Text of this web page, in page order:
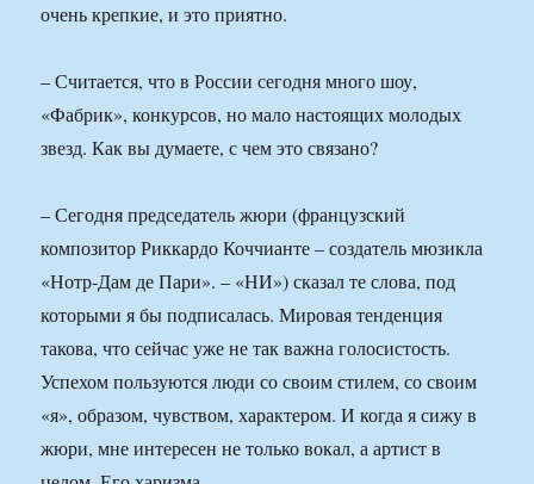
очень крепкие, и это приятно.
– Считается, что в России сегодня много шоу,
«Фабрик», конкурсов, но мало настоящих молодых
звезд. Как вы думаете, с чем это связано?
– Сегодня председатель жюри (французский
композитор Риккардо Коччианте – создатель мюзикла
«Нотр-Дам де Пари». – «НИ») сказал те слова, под
которыми я бы подписалась. Мировая тенденция
такова, что сейчас уже не так важна голосистость.
Успехом пользуются люди со своим стилем, со своим
«я», образом, чувством, характером. И когда я сижу в
жюри, мне интересен не только вокал, а артист в